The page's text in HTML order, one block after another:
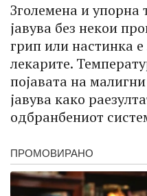
Зголемена и упорна
јавува без некои
грип или настинка е
лекарите.
појавата на
јавува како
одбранбениот